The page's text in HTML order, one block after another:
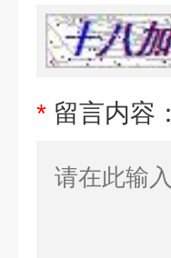
* 留言内容：